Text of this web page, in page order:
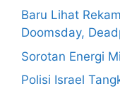
Baru Lihat
Doomsday,
Sorotan Energi
Polisi Israel